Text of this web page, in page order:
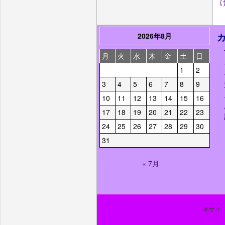
2026年8月
月
火 水 木 金 土
日
1
2
3
4 5 6 7 8
9
10
11 12 13 14 15
16
17
18 19 20 21 22
23
24
25 26 27 28 29
30
31
« 7月
本サイ